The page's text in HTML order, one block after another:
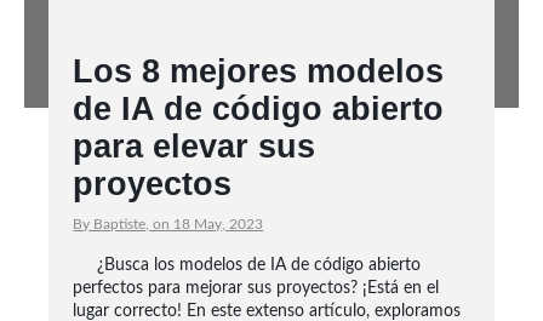
Los 8 mejores modelos
de IA de código abierto
para elevar sus
proyectos
By Baptiste, on 18 May, 2023
¿Busca los modelos de IA de código abierto
perfectos para mejorar sus proyectos? ¡Está en el
lugar correcto! En este extenso artículo, exploramos